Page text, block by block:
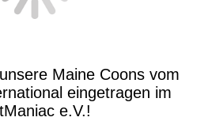
Maine Coons vom
eingetragen im
e.V.!